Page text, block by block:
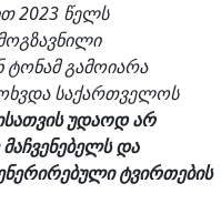
2023 წელს
გამოიარა
საქართველოს
უდაოდ არ
და
ტვირთების